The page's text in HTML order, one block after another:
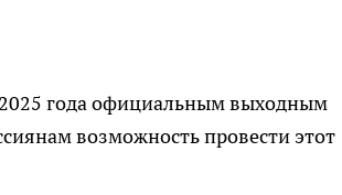
2025 года официальным выходным
возможность провести этот